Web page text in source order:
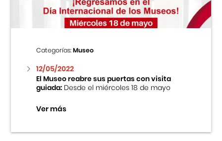
Categorías:Museo
12/05/2022
El Museo reabre sus puertas con visita
guiada:Desde el miércoles 18 de mayo
Ver más